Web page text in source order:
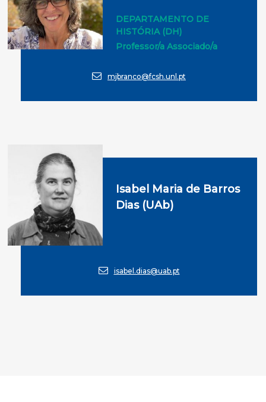
DEPARTAMENTO DE
HISTÓRIA (DH)
Professor/a Associado/a
mjbranco@fcsh.unl.pt
Isabel Maria de Barros
Dias (UAb)
isabel.dias@uab.pt